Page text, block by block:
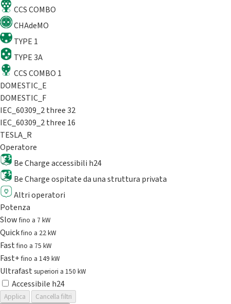
CCS COMBO
CHAdeMO
TYPE 1
TYPE 3A
CCS COMBO 1
DOMESTIC_E
DOMESTIC_F
IEC_60309_2 three 32
IEC_60309_2 three 16
TESLA_R
Operatore
Be Charge accessibili h24
Be Charge ospitate da una struttura privata
Altri operatori
Potenza
Slowfino a 7 kW
Quickfino a 22 kW
Fastfino a 75 kW
Fast+fino a 149 kW
Ultrafast superiori a 150 kW
Accessibile h24
Applica
Cancella filtri